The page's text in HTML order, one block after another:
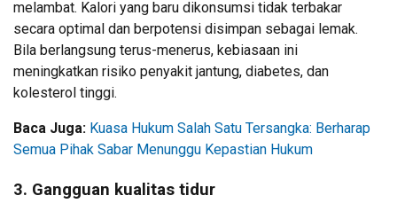
melambat. Kalori yang baru dikonsumsi tidak terbakar
secara optimal dan berpotensi disimpan sebagai lemak.
Bila berlangsung terus-menerus, kebiasaan ini
meningkatkan risiko penyakit jantung, diabetes, dan
kolesterol tinggi.
Baca Juga: Kuasa Hukum Salah Satu Tersangka: Berharap
Semua Pihak Sabar Menunggu Kepastian Hukum
3. Gangguan kualitas tidur